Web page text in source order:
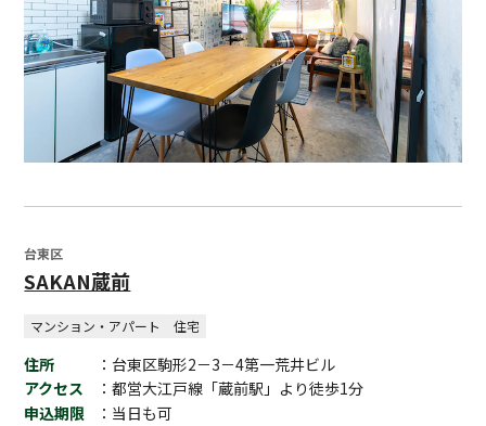
台東区
SAKAN蔵前
マンション・アパート 住宅
住所
：台東区駒形2－3－4第一荒井ビル
アクセス
：都営大江戸線「蔵前駅」より徒歩1分
申込期限
：当日も可